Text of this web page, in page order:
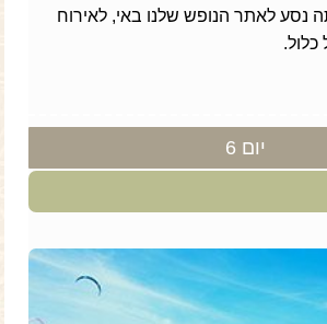
נסע לאתר הנופש שלנו באי, לאירוח
יום 6